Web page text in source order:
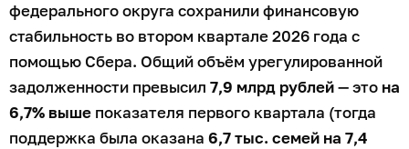
федерального округа сохранили финансовую
стабильность во втором квартале 2026 года с
помощью Сбера. Общий объём урегулированной
задолженности превысил 7,9 млрд рублей— это на
6,7% выше показателя первого квартала (тогда
поддержка была оказана 6,7 тыс. семей на 7,4